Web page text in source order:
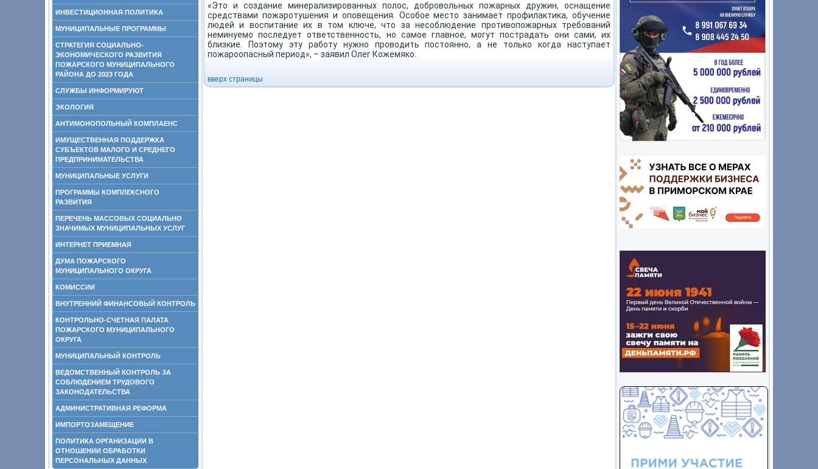
ИНВЕСТИЦИОННАЯ ПОЛИТИКА
МУНИЦИПАЛЬНЫЕ ПРОГРАММЫ
СТРАТЕГИЯ СОЦИАЛЬНО-
ЭКОНОМИЧЕСКОГО РАЗВИТИЯ
ПОЖАРСКОГО МУНИЦИПАЛЬНОГО
РАЙОНА ДО 2023 ГОДА
СЛУЖБЫ ИНФОРМИРУЮТ
ЭКОЛОГИЯ
АНТИМОНОПОЛЬНЫЙ КОМПЛАЕНС
ИМУЩЕСТВЕННАЯ ПОДДЕРЖКА
СУБЪЕКТОВ МАЛОГО И СРЕДНЕГО
ПРЕДПРИНИМАТЕЛЬСТВА
МУНИЦИПАЛЬНЫЕ УСЛУГИ
ПРОГРАММЫ КОМПЛЕКСНОГО
РАЗВИТИЯ
ПЕРЕЧЕНЬ МАССОВЫХ СОЦИАЛЬНО
ЗНАЧИМЫХ МУНИЦИПАЛЬНЫХ УСЛУГ
ИНТЕРНЕТ ПРИЕМНАЯ
ДУМА ПОЖАРСКОГО
МУНИЦИПАЛЬНОГО ОКРУГА
КОМИССИИ
ВНУТРЕННИЙ ФИНАНСОВЫЙ КОНТРОЛЬ
КОНТРОЛЬНО-СЧЕТНАЯ ПАЛАТА
ПОЖАРСКОГО МУНИЦИПАЛЬНОГО
ОКРУГА
МУНИЦИПАЛЬНЫЙ КОНТРОЛЬ
ВЕДОМСТВЕННЫЙ КОНТРОЛЬ ЗА
СОБЛЮДЕНИЕМ ТРУДОВОГО
ЗАКОНОДАТЕЛЬСТВА
АДМИНИСТРАТИВНАЯ РЕФОРМА
ИМПОРТОЗАМЕЩЕНИЕ
ПОЛИТИКА ОРГАНИЗАЦИИ В
ОТНОШЕНИИ ОБРАБОТКИ
ПЕРСОНАЛЬНЫХ ДАННЫХ
«Это и создание минерализированных полос, добровольных пожарных дружин, оснащение
средствами пожаротушения и оповещения. Особое место занимает профилактика, обучение
людей и воспитание их в том ключе, что за несоблюдение противопожарных требований
неминуемо последует ответственность, но самое главное, могут пострадать они сами, их
близкие. Поэтому эту работу нужно проводить постоянно, а не только когда наступает
пожароопасный период», – заявил Олег Кожемяко.
вверх страницы